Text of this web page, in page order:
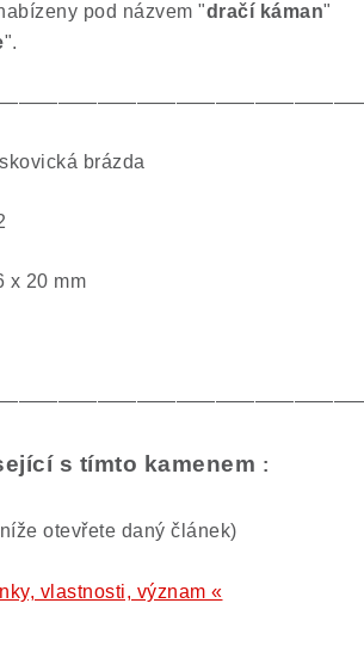
pod názvem "dračí káman"
".
brázda
x 20 mm
s tímto kamenem :
otevřete daný článek)
vlastnosti, význam «